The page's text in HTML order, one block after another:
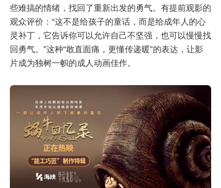
些难搞的情绪，找回了重新出发的勇气。有提前观影的
观众评价：“这不是给孩子的童话，而是给成年人的心
灵补丁，它告诉你可以允许自己不坚强，也可以慢慢找
回勇气。”这种“敢直面痛，更懂传递暖”的表达，让影
片成为独树一帜的成人动画佳作。